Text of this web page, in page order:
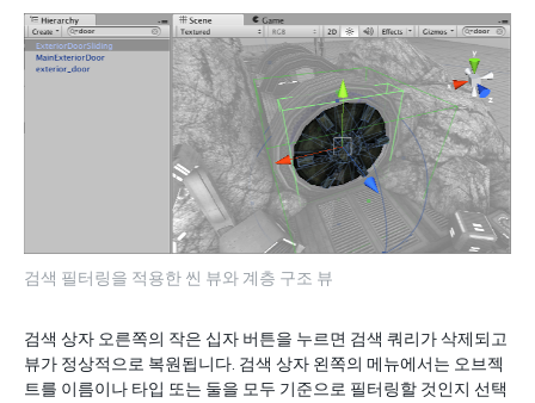
검색 필터링을 적용한 씬 뷰와 계층 구조 뷰
검색 상자 오른쪽의 작은 십자 버튼을 누르면 검색 쿼리가 삭제되고
뷰가 정상적으로 복원됩니다. 검색 상자 왼쪽의 메뉴에서는 오브젝
트를 이름이나 타입 또는 둘을 모두 기준으로 필터링할 것인지 선택